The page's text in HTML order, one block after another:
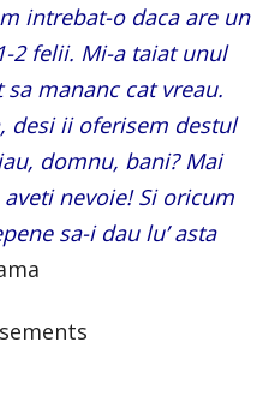
intrebat-o daca are un
2 felii. Mi-a taiat unul
mananc cat vreau.
desi ii oferisem destul
domnu, bani? Mai
nevoie! Si oricum
sa-i dau lu’ asta